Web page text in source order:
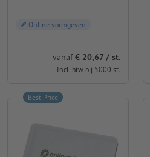
Online vormgeven
vanaf€ 20,67 / st.
Incl. btw bij 5000 st.
Best Price